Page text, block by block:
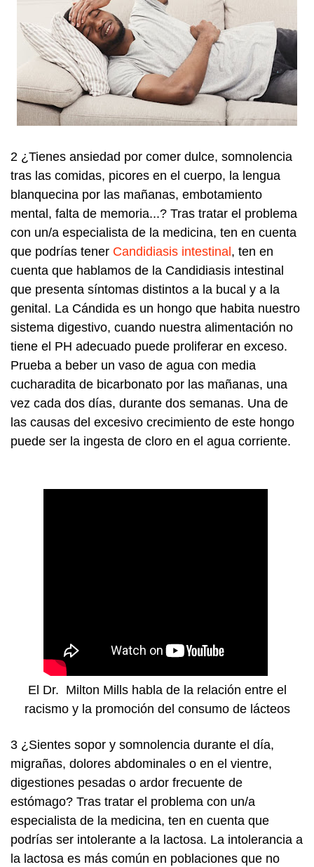
2 ¿Tienes ansiedad por comer dulce, somnolencia
tras las comidas, picores en el cuerpo, la lengua
blanquecina por las mañanas, embotamiento
mental, falta de memoria...? Tras tratar el problema
con un/a especialista de la medicina, ten en cuenta
que podrías tener Candidiasis intestinal , ten en
cuenta que hablamos de la Candidiasis intestinal
que presenta síntomas distintos a la bucal y a la
genital. La Cándida es un hongo que habita nuestro
sistema digestivo, cuando nuestra alimentación no
tiene el PH adecuado puede proliferar en exceso.
Prueba a beber un vaso de agua con media
cucharadita de bicarbonato por las mañanas, una
vez cada dos días, durante dos semanas. Una de
las causas del excesivo crecimiento de este hongo
puede ser la ingesta de cloro en el agua corriente.
El Dr. Milton Mills habla de la relación entre el
racismo y la promoción del consumo de lácteos
3 ¿Sientes sopor y somnolencia durante el día,
migrañas, dolores abdominales o en el vientre,
digestiones pesadas o ardor frecuente de
estómago? Tras tratar el problema con un/a
especialista de la medicina, ten en cuenta que
podrías ser intolerante a la lactosa. La intolerancia a
la lactosa es más común en poblaciones que no